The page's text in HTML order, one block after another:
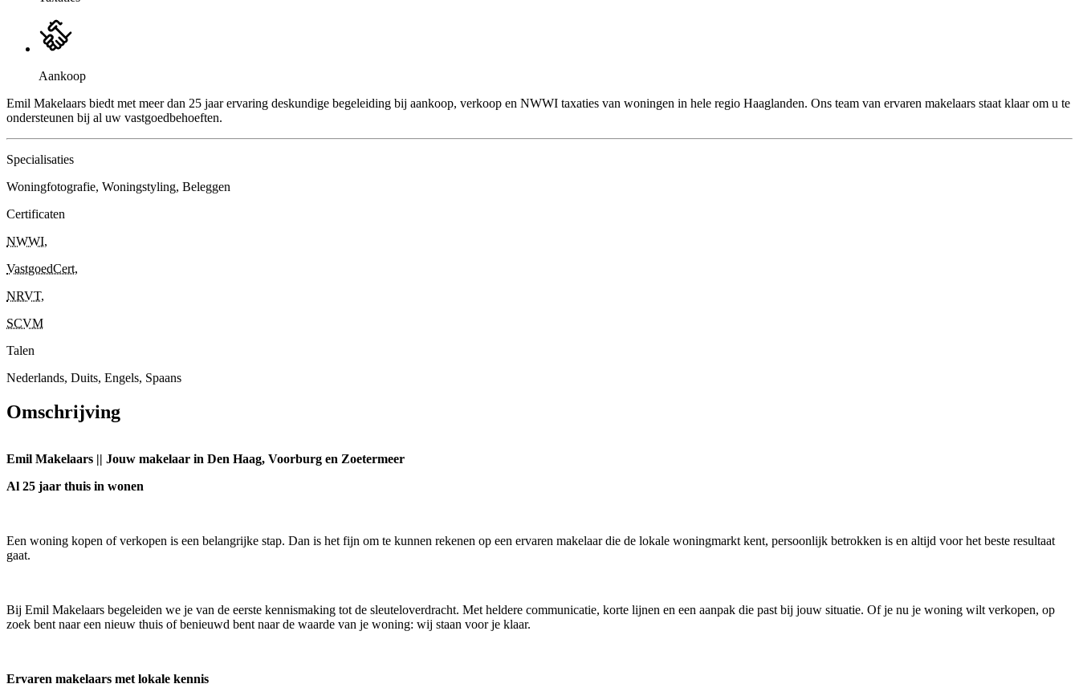
Aankoop
Emil Makelaars biedt met meer dan 25 jaar ervaring deskundige begeleiding bij aankoop, verkoop en NWWI taxaties van woningen in hele regio Haaglanden. Ons team van ervaren makelaars staat klaar om u te
ondersteunen bij al uw vastgoedbehoeften.
Specialisaties
Woningfotografie, Woningstyling, Beleggen
Certificaten
NWWI,
VastgoedCert,
NRVT,
SCVM
Talen
Nederlands, Duits, Engels, Spaans
Omschrijving
Emil Makelaars || Jouw makelaar in Den Haag, Voorburg en Zoetermeer
Al 25 jaar thuis in wonen
Een woning kopen of verkopen is een belangrijke stap. Dan is het fijn om te kunnen rekenen op een ervaren makelaar die de lokale woningmarkt kent, persoonlijk betrokken is en altijd voor het beste resultaat
gaat.
Bij Emil Makelaars begeleiden we je van de eerste kennismaking tot de sleuteloverdracht. Met heldere communicatie, korte lijnen en een aanpak die past bij jouw situatie. Of je nu je woning wilt verkopen, op
zoek bent naar een nieuw thuis of benieuwd bent naar de waarde van je woning: wij staan voor je klaar.
Ervaren makelaars met lokale kennis